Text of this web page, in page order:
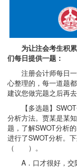
为让注会考生积
们每日提供一题：
注册会计师每日一
心整理的，每一道题
建议您做完题之后再去
【多选题】SWOT
分析方法。贾某是某
题，了解SWOT分析
进行了SWOT分析。
（ ）。
A．口才很好，交